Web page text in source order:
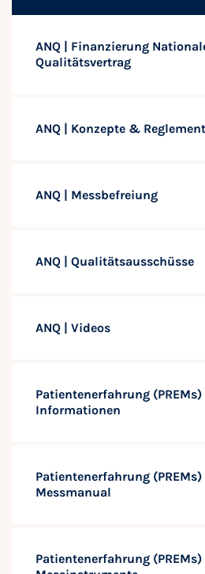
ANQ | Finanzierung
Qualitätsvertrag
ANQ | Konzepte &
ANQ | Messbefreiung
ANQ | Qualitätsausschüsse
ANQ | Videos
Patientenerfahrung (PREMs)
Informationen
Patientenerfahrung
Messmanual
Patientenerfahrung (PREMs)